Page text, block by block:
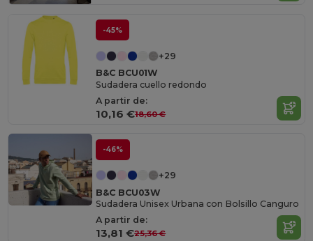
-45%
+29
B&C BCU01W
Sudadera cuello redondo
A partir de:
10,16 €18,60 €
-46%
+29
B&C BCU03W
Sudadera Unisex Urbana con Bolsillo Canguro
A partir de:
13,81 €25,36 €